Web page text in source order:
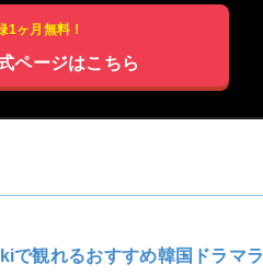
1ヶ月無料！
ページはこちら
で観れるおすすめ韓国ドラマラ